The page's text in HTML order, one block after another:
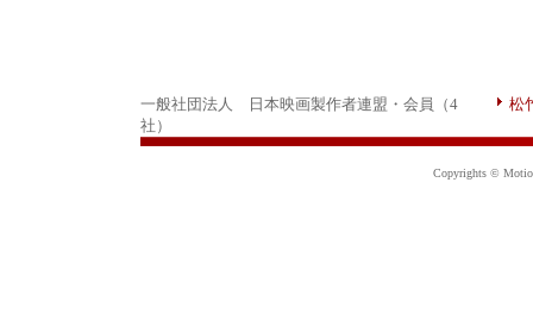
一般社団法人 日本映画製作者連盟・会員（4
社）
松
Copyrights ©